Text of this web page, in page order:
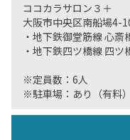
ココカラサロン３＋
大阪市中央区南船場4-
・地下鉄御堂筋線 心
・地下鉄四ツ橋線 四
※定員数：6人
※駐車場：あり（有料）